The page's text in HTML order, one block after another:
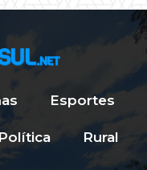
Esportes
Política Rural